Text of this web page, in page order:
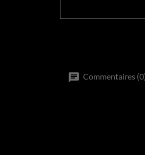
Commentaires